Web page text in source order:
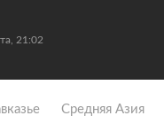
21:02
Средняя Азия